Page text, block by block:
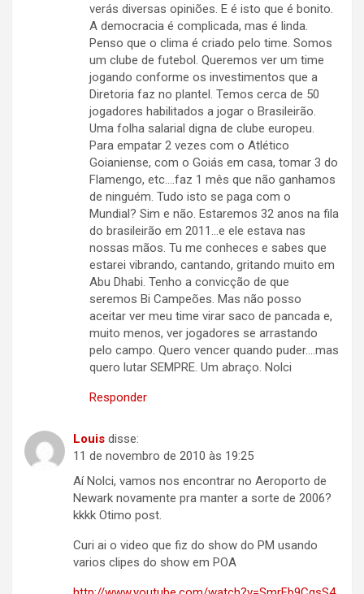
verás diversas opiniões. E é isto que é bonito.
A democracia é complicada, mas é linda.
Penso que o clima é criado pelo time. Somos
um clube de futebol. Queremos ver um time
jogando conforme os investimentos que a
Diretoria faz no plantel. Temos cerca de 50
jogadores habilitados a jogar o Brasileirão.
Uma folha salarial digna de clube europeu.
Para empatar 2 vezes com o Atlético
Goianiense, com o Goiás em casa, tomar 3 do
Flamengo, etc….faz 1 mês que não ganhamos
de ninguém. Tudo isto se paga com o
Mundial? Sim e não. Estaremos 32 anos na fila
do brasileirão em 2011…e ele estava nas
nossas mãos. Tu me conheces e sabes que
estarei vibrando, cantando, gritando muito em
Abu Dhabi. Tenho a convicção de que
seremos Bi Campeões. Mas não posso
aceitar ver meu time virar saco de pancada e,
muito menos, ver jogadores se arrastando
pelo campo. Quero vencer quando puder….mas
quero lutar SEMPRE. Um abraço. Nolci
Responder
Louis disse:
11 de novembro de 2010 às 19:25
Aí Nolci, vamos nos encontrar no Aeroporto de
Newark novamente pra manter a sorte de 2006?
kkkk Otimo post.
Curi ai o video que fiz do show do PM usando
varios clipes do show em POA